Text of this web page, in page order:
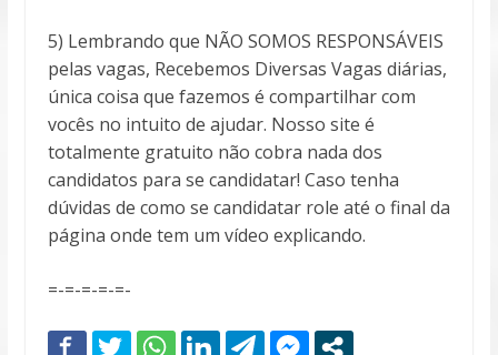
5) Lembrando que NÃO SOMOS RESPONSÁVEIS
pelas vagas, Recebemos Diversas Vagas diárias,
única coisa que fazemos é compartilhar com
vocês no intuito de ajudar. Nosso site é
totalmente gratuito não cobra nada dos
candidatos para se candidatar! Caso tenha
dúvidas de como se candidatar role até o final da
página onde tem um vídeo explicando.
=-=-=-=-=-